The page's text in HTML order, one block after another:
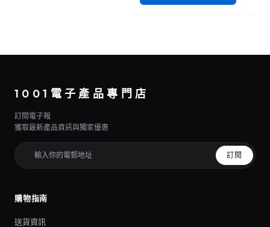
1001電子產品專門店
訂閱電子報
獲取最新產品資訊與獨家優惠
訂閱
購物指南
送貨資訊